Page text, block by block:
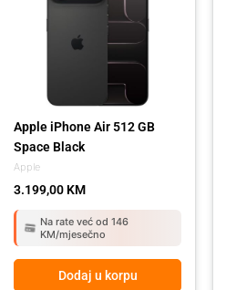
Apple
Apple iPhone Air 512 GB
Space Black
3.199,00 KM
Na rate već od 146
KM/mjesečno
Dodaj u korpu